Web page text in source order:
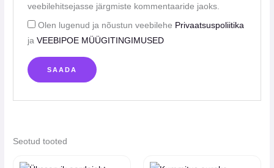
veebilehitsejasse järgmiste kommentaaride jaoks.
Olen lugenud ja nõustun veebilehe Privaatsuspoliitika
ja VEEBIPOE MÜÜGITINGIMUSED
Seotud tooted
Hinnavahemik: